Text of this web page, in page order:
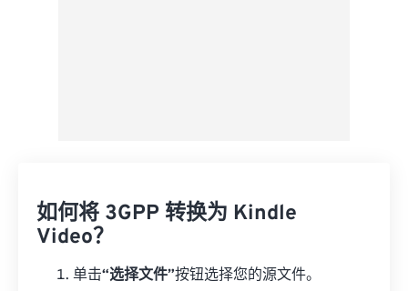
如何将 3GPP 转换为 Kindle
Video？
单击“选择文件”按钮选择您的源文件。